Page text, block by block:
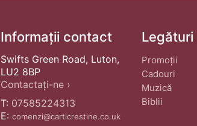
Informații contact
Swifts Green Road, Luton,
LU2 8BP
Contactați-ne ›
T: 07585224313
E: comenzi@carticrestine.co.uk
Promoții
Cadouri
Muzică
Biblii